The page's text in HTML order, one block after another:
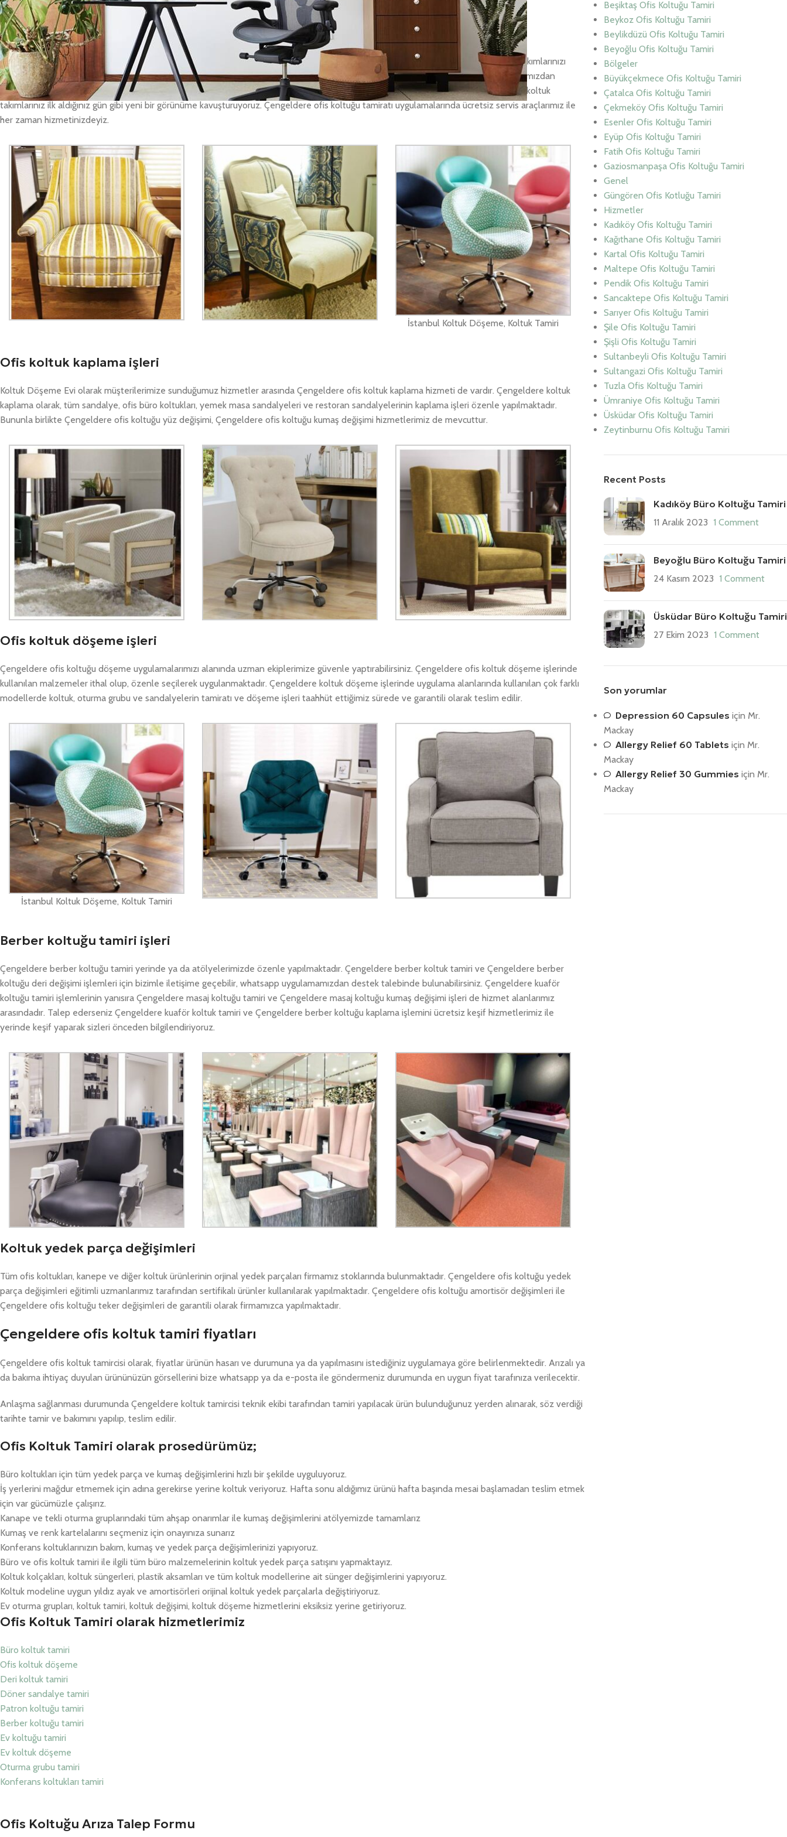
güvenle yaptırabilirsiniz. Yaptığımız tüm işlemleri, söz verdiğimiz tarihte ücretsiz nakliye ile teslim ediyoruz.
Ofis koltuk tamiri işleri
Çengeldere Ofis Koltuk Tamiri olarak, ofisinizde ve evinizde kullandığınız yıpranmış, eskimiş, kırılmış ve benzeri durumlardaki koltuk takımlarınızı
yerinizden alıyoruz. Değişiklik yapılması istediğiniz Çengeldere ofis koltuğu tamiri yerlerini dilediğiniz şekilde değiştiriyoruz. Kumaşlarımızdan
beğendiğinizi seçiyorsunuz, değişimini de yaptıktan sonra evinize/işyerinize teslim ediyoruz. Çengeldere ofis koltuk tamiratı yaparak koltuk
takımlarınız ilk aldığınız gün gibi yeni bir görünüme kavuşturuyoruz. Çengeldere ofis koltuğu tamiratı uygulamalarında ücretsiz servis araçlarımız ile
her zaman hizmetinizdeyiz.
İstanbul Koltuk Döşeme, Koltuk Tamiri
Ofis koltuk kaplama işleri
Koltuk Döşeme Evi olarak müşterilerimize sunduğumuz hizmetler arasında Çengeldere ofis koltuk kaplama hizmeti de vardır. Çengeldere koltuk
kaplama olarak, tüm sandalye, ofis büro koltukları, yemek masa sandalyeleri ve restoran sandalyelerinin kaplama işleri özenle yapılmaktadır.
Bununla birlikte Çengeldere ofis koltuğu yüz değişimi, Çengeldere ofis koltuğu kumaş değişimi hizmetlerimiz de mevcuttur.
Ofis koltuk döşeme işleri
Çengeldere ofis koltuğu döşeme uygulamalarımızı alanında uzman ekiplerimize güvenle yaptırabilirsiniz. Çengeldere ofis koltuk döşeme işlerinde
kullanılan malzemeler ithal olup, özenle seçilerek uygulanmaktadır. Çengeldere koltuk döşeme işlerinde uygulama alanlarında kullanılan çok farklı
modellerde koltuk, oturma grubu ve sandalyelerin tamiratı ve döşeme işleri taahhüt ettiğimiz sürede ve garantili olarak teslim edilir.
İstanbul Koltuk Döşeme, Koltuk Tamiri
Berber koltuğu tamiri işleri
Çengeldere berber koltuğu tamiri yerinde ya da atölyelerimizde özenle yapılmaktadır. Çengeldere berber koltuk tamiri ve Çengeldere berber
koltuğu deri değişimi işlemleri için bizimle iletişime geçebilir, whatsapp uygulamamızdan destek talebinde bulunabilirsiniz. Çengeldere kuaför
koltuğu tamiri işlemlerinin yanısıra Çengeldere masaj koltuğu tamiri ve Çengeldere masaj koltuğu kumaş değişimi işleri de hizmet alanlarımız
arasındadır. Talep ederseniz Çengeldere kuaför koltuk tamiri ve Çengeldere berber koltuğu kaplama işlemini ücretsiz keşif hizmetlerimiz ile
yerinde keşif yaparak sizleri önceden bilgilendiriyoruz.
Koltuk yedek parça değişimleri
Tüm ofis koltukları, kanepe ve diğer koltuk ürünlerinin orjinal yedek parçaları firmamız stoklarında bulunmaktadır. Çengeldere ofis koltuğu yedek
parça değişimleri eğitimli uzmanlarımız tarafından sertifikalı ürünler kullanılarak yapılmaktadır. Çengeldere ofis koltuğu amortisör değişimleri ile
Çengeldere ofis koltuğu teker değişimleri de garantili olarak firmamızca yapılmaktadır.
Çengeldere ofis koltuk tamiri fiyatları
Çengeldere ofis koltuk tamircisi olarak, fiyatlar ürünün hasarı ve durumuna ya da yapılmasını istediğiniz uygulamaya göre belirlenmektedir. Arızalı ya
da bakıma ihtiyaç duyulan ürününüzün görsellerini bize whatsapp ya da e-posta ile göndermeniz durumunda en uygun fiyat tarafınıza verilecektir.
Anlaşma sağlanması durumunda Çengeldere koltuk tamircisi teknik ekibi tarafından tamiri yapılacak ürün bulunduğunuz yerden alınarak, söz verdiği
tarihte tamir ve bakımını yapılıp, teslim edilir.
Ofis Koltuk Tamiri olarak prosedürümüz;
Büro koltukları için tüm yedek parça ve kumaş değişimlerini hızlı bir şekilde uyguluyoruz.
İş yerlerini mağdur etmemek için adına gerekirse yerine koltuk veriyoruz. Hafta sonu aldığımız ürünü hafta başında mesai başlamadan teslim etmek
için var gücümüzle çalışırız.
Kanape ve tekli oturma gruplarındaki tüm ahşap onarımlar ile kumaş değişimlerini atölyemizde tamamlarız
Kumaş ve renk kartelalarını seçmeniz için onayınıza sunarız
Konferans koltuklarınızın bakım, kumaş ve yedek parça değişimlerinizi yapıyoruz.
Büro ve ofis koltuk tamiri ile ilgili tüm büro malzemelerinin koltuk yedek parça satışını yapmaktayız.
Koltuk kolçakları, koltuk süngerleri, plastik aksamları ve tüm koltuk modellerine ait sünger değişimlerini yapıyoruz.
Koltuk modeline uygun yıldız ayak ve amortisörleri orijinal koltuk yedek parçalarla değiştiriyoruz.
Ev oturma grupları, koltuk tamiri, koltuk değişimi, koltuk döşeme hizmetlerini eksiksiz yerine getiriyoruz.
Ofis Koltuk Tamiri olarak hizmetlerimiz
Büro koltuk tamiri
Ofis koltuk döşeme
Deri koltuk tamiri
Döner sandalye tamiri
Patron koltuğu tamiri
Berber koltuğu tamiri
Ev koltuğu tamiri
Ev koltuk döşeme
Oturma grubu tamiri
Konferans koltukları tamiri
Ofis Koltuğu Arıza Talep Formu
Beşiktaş Ofis Koltuğu Tamiri
Beykoz Ofis Koltuğu Tamiri
Beylikdüzü Ofis Koltuğu Tamiri
Beyoğlu Ofis Koltuğu Tamiri
Bölgeler
Büyükçekmece Ofis Koltuğu Tamiri
Çatalca Ofis Koltuğu Tamiri
Çekmeköy Ofis Koltuğu Tamiri
Esenler Ofis Koltuğu Tamiri
Eyüp Ofis Koltuğu Tamiri
Fatih Ofis Koltuğu Tamiri
Gaziosmanpaşa Ofis Koltuğu Tamiri
Genel
Güngören Ofis Kotluğu Tamiri
Hizmetler
Kadıköy Ofis Koltuğu Tamiri
Kağıthane Ofis Koltuğu Tamiri
Kartal Ofis Koltuğu Tamiri
Maltepe Ofis Koltuğu Tamiri
Pendik Ofis Koltuğu Tamiri
Sancaktepe Ofis Koltuğu Tamiri
Sarıyer Ofis Koltuğu Tamiri
Şile Ofis Koltuğu Tamiri
Şişli Ofis Koltuğu Tamiri
Sultanbeyli Ofis Koltuğu Tamiri
Sultangazi Ofis Koltuğu Tamiri
Tuzla Ofis Koltuğu Tamiri
Ümraniye Ofis Koltuğu Tamiri
Üsküdar Ofis Koltuğu Tamiri
Zeytinburnu Ofis Koltuğu Tamiri
Recent Posts
Kadıköy Büro Koltuğu Tamiri
11 Aralık 2023 1 Comment
Beyoğlu Büro Koltuğu Tamiri
24 Kasım 2023 1 Comment
Üsküdar Büro Koltuğu Tamiri
27 Ekim 2023 1 Comment
Son yorumlar
Depression 60 Capsules için Mr.
Mackay
Allergy Relief 60 Tablets için Mr.
Mackay
Allergy Relief 30 Gummies için Mr.
Mackay